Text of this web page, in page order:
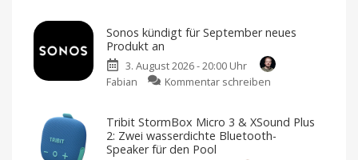
den
bringen
Design
Home
mit
Gemini
in
Deutschland
Ab
Sonos kündigt für September neues
Produkt an
3. August 2026 - 20:00 Uhr
Fabian
Kommentar schreiben
für
September
Tribit StormBox Micro 3 & XSound Plus
2: Zwei wasserdichte Bluetooth-
Speaker für den Pool